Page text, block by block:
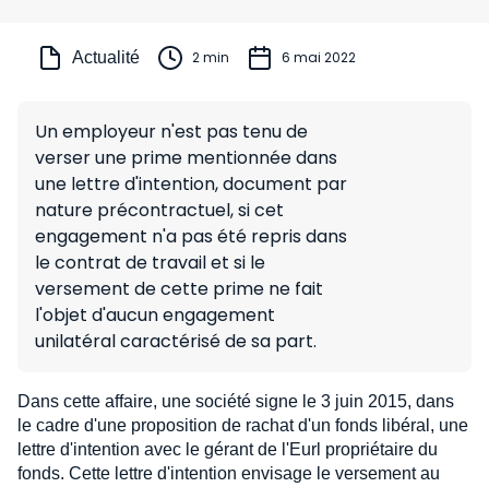
Actualité 2 min 6 mai 2022
Un employeur n'est pas tenu de
verser une prime mentionnée dans
une lettre d'intention, document par
nature précontractuel, si cet
engagement n'a pas été repris dans
le contrat de travail et si le
versement de cette prime ne fait
l'objet d'aucun engagement
unilatéral caractérisé de sa part.
Dans cette affaire, une société signe le 3 juin 2015, dans
le cadre d'une proposition de rachat d'un fonds libéral, une
lettre d'intention avec le gérant de l'Eurl propriétaire du
fonds. Cette lettre d'intention envisage le versement au